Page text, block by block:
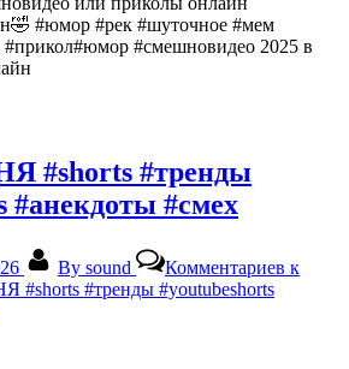
#юмор #рек #шуточное #мем
#прикол#юмор #смешновидео 2025 в
#shorts #тренды
#анекдоты #смех
By sound Комментариев к
#тренды #youtubeshorts